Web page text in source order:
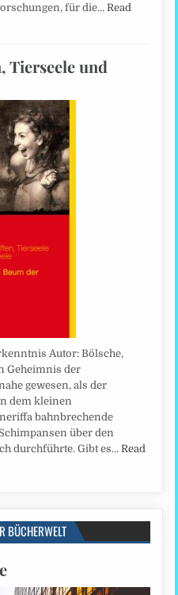
für die…Read
Tierseele und
Autor: Bölsche,
Geheimnis der
gewesen, als der
dem kleinen
bahnbrechende
über den
durchführte. Gibt es…Read
BÜCHERWELT